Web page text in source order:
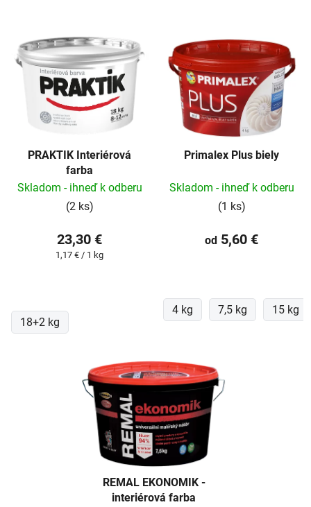
PRAKTIK Interiérová
farba
Skladom - ihneď k odberu
(2 ks)
23,30 €
Jednotková
1,17 € / 1 kg
18+2 kg
Primalex Plus biely
Skladom - ihneď k odberu
(1 ks)
od 5,60 €
4 kg 7,5 kg 15 kg
REMAL EKONOMIK -
interiérová farba